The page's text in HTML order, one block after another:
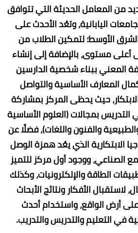
من المعامل الحديثة التي تتوافق
اليابانية، وتعُد الأحدث على
الأوسط؛ لتمكين الطلاب من
أعلى مستوى، بالإضافة إلى إنشاء
المعني ببناء شخصية الدارسين
المعارف الأساسية والتواصل
حيث يحظى المركز بمشاركة
التدريس بمجالات (العلوم الأساسية
والفنون واللغات)، فضلًا عن
الابتكارية الذي يعُد همزة الوصل
الصناعي، ووجود أول مركز للتميز
الطاقة والإلكترونيات، وكذلك
لاستقبال الأفكار ونتائج الأبحاث
على أرض الواقع، واستخدام أحدث
في التعليم والتدريس والتدريب.